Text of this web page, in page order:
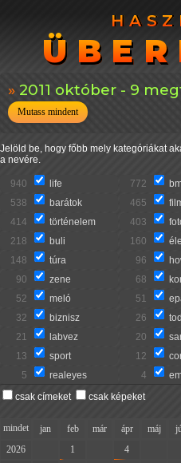
2011 október - 9
Mutass mindent
Jelöld be, hogy főbb mely kategóriákat
a nevére.
940 life 772
538
barátok 465
414
történelem 403
218
buli 160
148
túra 96
90
zene 68
52
meló 51
32
biznisz 26
21
labvez 20
13
sport 12
5
realeyes 4
csak címeket
csak képeket
mindet jan feb már ápr máj
2026
1 4